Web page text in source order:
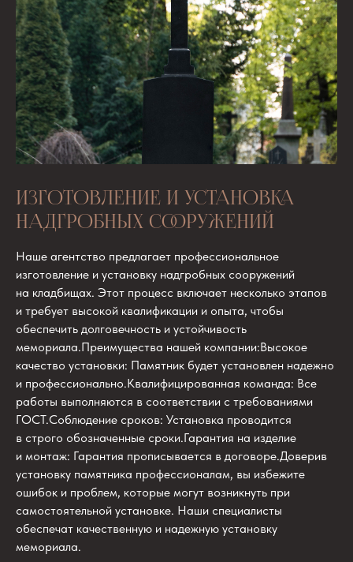
ИЗГОТОВЛЕНИЕ И УСТАНОВКА
НАДГРОБНЫХ СООРУЖЕНИЙ
Наше агентство предлагает профессиональное
изготовление и установку надгробных сооружений
на кладбищах. Этот процесс включает несколько этапов
и требует высокой квалификации и опыта, чтобы
обеспечить долговечность и устойчивость
мемориала.Преимущества нашей компании:Высокое
качество установки: Памятник будет установлен надежно
и профессионально.Квалифицированная команда: Все
работы выполняются в соответствии с требованиями
ГОСТ.Соблюдение сроков: Установка проводится
в строго обозначенные сроки.Гарантия на изделие
и монтаж: Гарантия прописывается в договоре.Доверив
установку памятника профессионалам, вы избежите
ошибок и проблем, которые могут возникнуть при
самостоятельной установке. Наши специалисты
обеспечат качественную и надежную установку
мемориала.